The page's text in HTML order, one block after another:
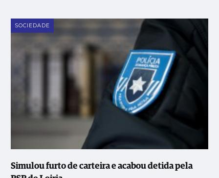
SOCIEDADE
Simulou furto de carteira e acabou detida pela